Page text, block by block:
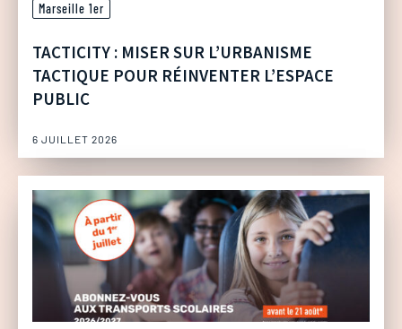
Marseille 1er
TACTICITY : MISER SUR L’URBANISME
TACTIQUE POUR RÉINVENTER L’ESPACE
PUBLIC
6 JUILLET 2026